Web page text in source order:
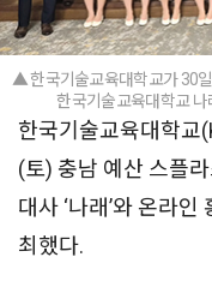
▲ 한국기술교육대학교가 30
한국기술교육대학교 나
한국기술교육대학교
(토) 충남 예산 스플
대사 ‘나래’와 온라인
최했다.